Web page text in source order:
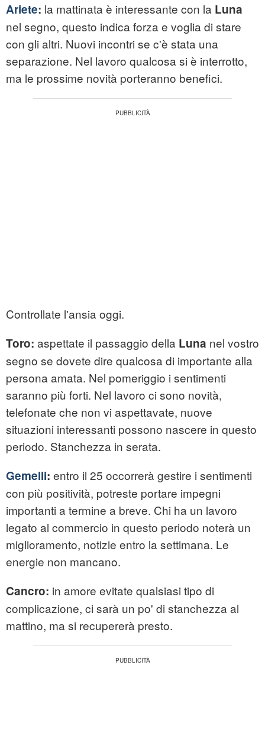
Ariete: la mattinata è interessante con la Luna
nel segno, questo indica forza e voglia di stare
con gli altri. Nuovi incontri se c'è stata una
separazione. Nel lavoro qualcosa si è interrotto,
ma le prossime novità porteranno benefici.
Controllate l'ansia oggi.
Toro: aspettate il passaggio della Luna nel vostro
segno se dovete dire qualcosa di importante alla
persona amata. Nel pomeriggio i sentimenti
saranno più forti. Nel lavoro ci sono novità,
telefonate che non vi aspettavate, nuove
situazioni interessanti possono nascere in questo
periodo. Stanchezza in serata.
Gemelli: entro il 25 occorrerà gestire i sentimenti
con più positività, potreste portare impegni
importanti a termine a breve. Chi ha un lavoro
legato al commercio in questo periodo noterà un
miglioramento, notizie entro la settimana. Le
energie non mancano.
Cancro: in amore evitate qualsiasi tipo di
complicazione, ci sarà un po' di stanchezza al
mattino, ma si recupererà presto.